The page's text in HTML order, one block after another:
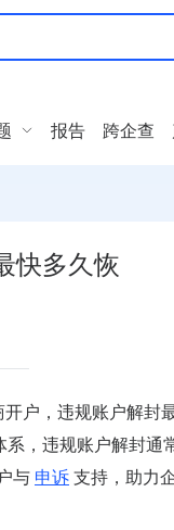
报告 跨企查
快多久恢
户，违规账户解封
系，违规账户解封通
与 申诉 支持，助力